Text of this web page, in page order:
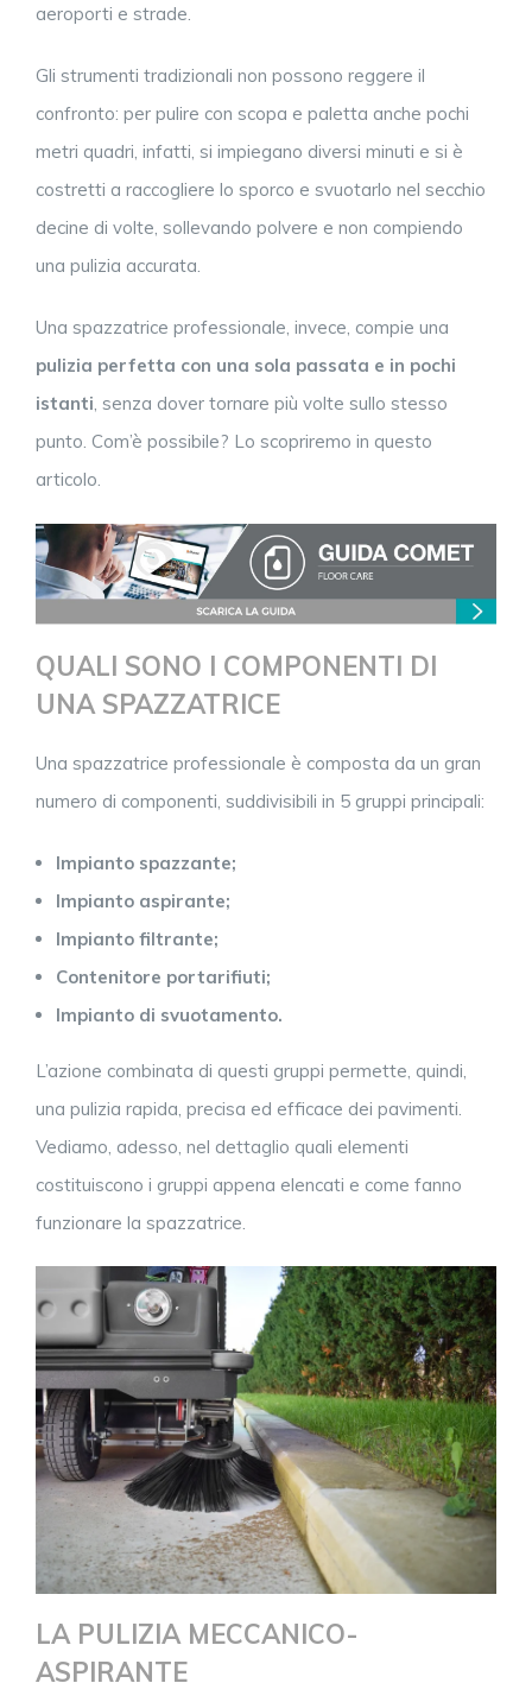
aeroporti e strade.
Gli strumenti tradizionali non possono reggere il
confronto: per pulire con scopa e paletta anche pochi
metri quadri, infatti, si impiegano diversi minuti e si è
costretti a raccogliere lo sporco e svuotarlo nel secchio
decine di volte, sollevando polvere e non compiendo
una pulizia accurata.
Una spazzatrice professionale, invece, compie una
pulizia perfetta con una sola passata e in pochi
istanti , senza dover tornare più volte sullo stesso
punto. Com’è possibile? Lo scopriremo in questo
articolo.
QUALI SONO I COMPONENTI DI
UNA SPAZZATRICE
Una spazzatrice professionale è composta da un gran
numero di componenti, suddivisibili in 5 gruppi principali:
Impianto spazzante;
Impianto aspirante;
Impianto filtrante;
Contenitore portarifiuti;
Impianto di svuotamento.
L’azione combinata di questi gruppi permette, quindi,
una pulizia rapida, precisa ed efficace dei pavimenti.
Vediamo, adesso, nel dettaglio quali elementi
costituiscono i gruppi appena elencati e come fanno
funzionare la spazzatrice.
LA PULIZIA MECCANICO-
ASPIRANTE